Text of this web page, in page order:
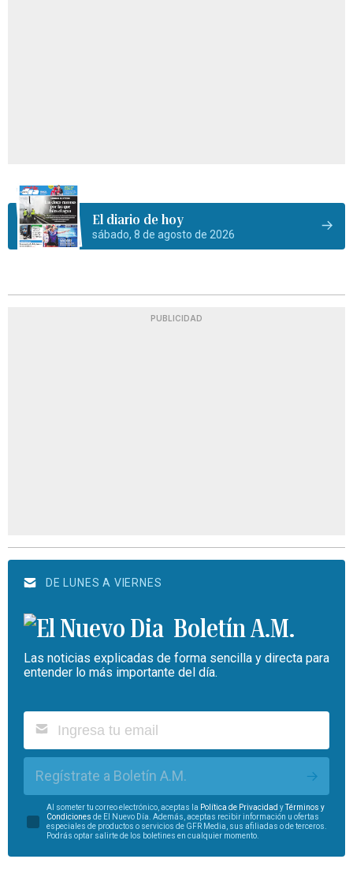
El diario de hoy
sábado, 8 de agosto de 2026
PUBLICIDAD
DE LUNES A VIERNES
Boletín A.M.
Las noticias explicadas de forma sencilla y directa para
entender lo más importante del día.
Regístrate a Boletín A.M.
Al someter tu correo electrónico, aceptas la Política de Privacidad yTérminos y
Condiciones de El Nuevo Día. Además, aceptas recibir información u ofertas
especiales de productos o servicios de GFR Media, sus afiliadas o de terceros.
Podrás optar salirte de los boletines en cualquier momento.